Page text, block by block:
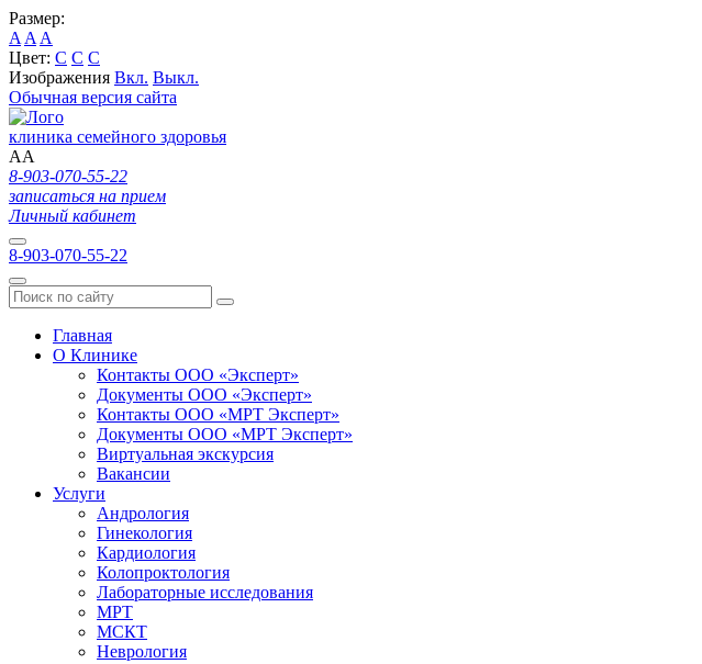
Размер:
A A A
Цвет: C C C
Изображения Вкл. Выкл.
Обычная версия сайта
клиника семейного здоровья
AA
8-903-070-55-22
записаться на прием
Личный кабинет
8-903-070-55-22
Главная
О Клинике
Контакты ООО «Эксперт»
Документы ООО «Эксперт»
Контакты ООО «МРТ Эксперт»
Документы ООО «МРТ Эксперт»
Виртуальная экскурсия
Вакансии
Услуги
Андрология
Гинекология
Кардиология
Колопроктология
Лабораторные исследования
МРТ
МСКТ
Неврология